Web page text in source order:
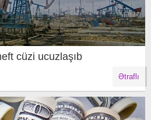
cüzi ucuzlaşıb
Ətraflı